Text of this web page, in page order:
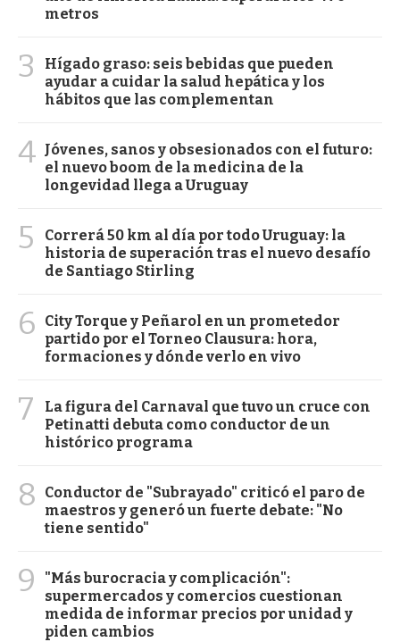
metros
3
Hígado graso: seis bebidas que pueden
ayudar a cuidar la salud hepática y los
hábitos que las complementan
4 Jóvenes, sanos y obsesionados con el futuro:
el nuevo boom de la medicina de la
longevidad llega a Uruguay
5
Correrá 50 km al día por todo Uruguay: la
historia de superación tras el nuevo desafío
de Santiago Stirling
6
City Torque y Peñarol en un prometedor
partido por el Torneo Clausura: hora,
formaciones y dónde verlo en vivo
7
La figura del Carnaval que tuvo un cruce con
Petinatti debuta como conductor de un
histórico programa
8
Conductor de "Subrayado" criticó el paro de
maestros y generó un fuerte debate: "No
tiene sentido"
9
"Más burocracia y complicación":
supermercados y comercios cuestionan
medida de informar precios por unidad y
piden cambios